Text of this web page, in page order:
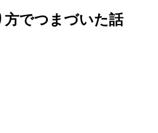
でつまづいた話